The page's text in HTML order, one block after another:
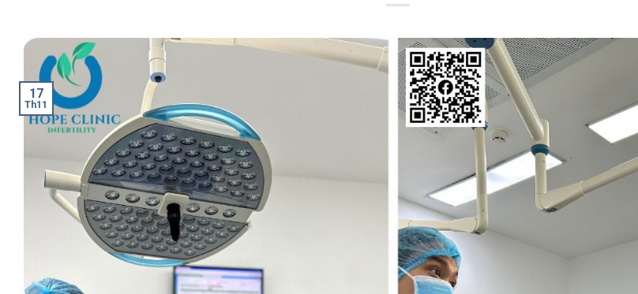
17
Th11